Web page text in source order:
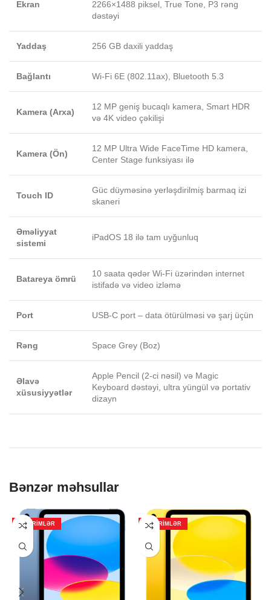
Ekran
2266×1488 piksel, True Tone, P3 rəng
dəstəyi
Yaddaş 256 GB daxili yaddaş
Bağlantı Wi‑Fi 6E (802.11ax), Bluetooth 5.3
Kamera (Arxa)
12 MP geniş bucaqlı kamera, Smart HDR
və 4K video çəkilişi
Kamera (Ön)
12 MP Ultra Wide FaceTime HD kamera,
Center Stage funksiyası ilə
Touch ID
Güc düyməsinə yerləşdirilmiş barmaq izi
skaneri
Əməliyyat
sistemi
iPadOS 18 ilə tam uyğunluq
Batareya ömrü
10 saata qədər Wi‑Fi üzərindən internet
istifadə və video izləmə
Port USB‑C port – data ötürülməsi və şarj üçün
Rəng Space Grey (Boz)
Əlavə
xüsusiyyətlər
Apple Pencil (2-ci nəsil) və Magic
Keyboard dəstəyi, ultra yüngül və portativ
dizayn
Bənzər məhsullar
ENDIRIMLƏR ENDIRIMLƏR